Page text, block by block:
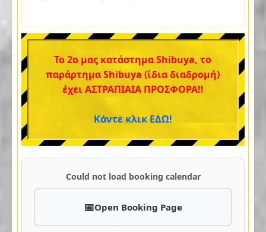
Το 2ο μας κατάστημα Shibuya, το
παράρτημα Shibuya (ίδια διαδρομή)
έχει ΑΣΤΡΑΠΙΑΙΑ ΠΡΟΣΦΟΡΑ!!
Κάντε κλικ ΕΔΩ!
Could not load booking calendar
Open Booking Page